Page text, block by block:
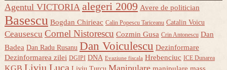
Agentul VICTORIA alegeri 2009 Avere de politician
Basescu Bogdan Chirieac Calin Popescu Tariceanu Catalin Voicu
Ceausescu Cornel Nistorescu Cozmin Gusa Crin Antonescu Dan
Badea Dan Radu Rusanu Dan Voiculescu Dezinformare
Dezinformarea zilei DGIPI DNA Evaziune fiscala Hrebenciuc ICE Dunarea
Liviu Luca